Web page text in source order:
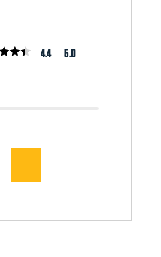
4.4 5.0